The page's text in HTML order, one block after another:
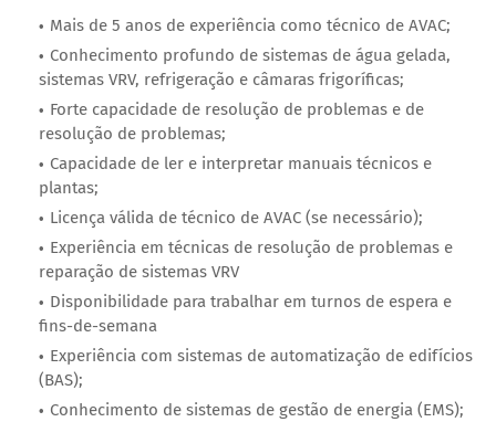
Mais de 5 anos de experiência como técnico de AVAC;
Conhecimento profundo de sistemas de água gelada,
sistemas VRV, refrigeração e câmaras frigoríficas;
Forte capacidade de resolução de problemas e de
resolução de problemas;
Capacidade de ler e interpretar manuais técnicos e
plantas;
Licença válida de técnico de AVAC (se necessário);
Experiência em técnicas de resolução de problemas e
reparação de sistemas VRV
Disponibilidade para trabalhar em turnos de espera e
fins-de-semana
Experiência com sistemas de automatização de edifícios
(BAS);
Conhecimento de sistemas de gestão de energia (EMS);